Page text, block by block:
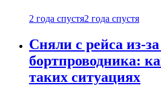
2 года спустя2 года спустя
Сняли с рейса из-
бортпроводника:
таких ситуациях